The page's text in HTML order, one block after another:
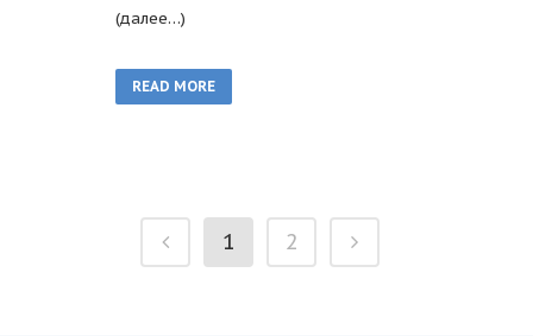
(далее…)
READ MORE
1 2